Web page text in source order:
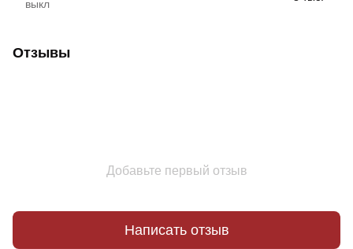
выкл
Отзывы
Добавьте первый отзыв
Написать отзыв